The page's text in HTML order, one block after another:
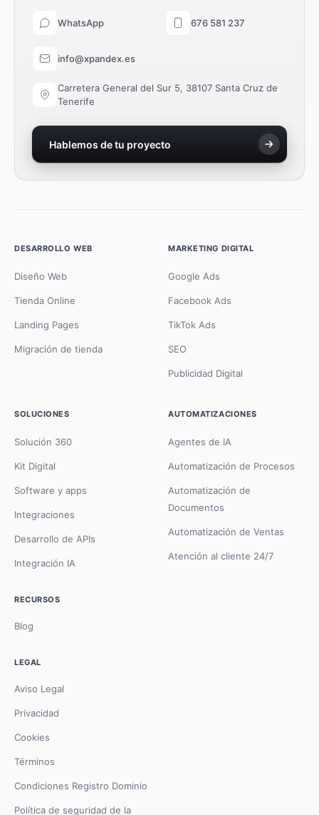
WhatsApp 676 581 237
info@xpandex.es
Carretera General del Sur 5, 38107 Santa Cruz de
Tenerife
Hablemos de tu proyecto
DESARROLLO WEB
Diseño Web
Tienda Online
Landing Pages
Migración de tienda
MARKETING DIGITAL
Google Ads
Facebook Ads
TikTok Ads
SEO
Publicidad Digital
SOLUCIONES
Solución 360
Kit Digital
Software y apps
Integraciones
Desarrollo de APIs
Integración IA
AUTOMATIZACIONES
Agentes de IA
Automatización de Procesos
Automatización de
Documentos
Automatización de Ventas
Atención al cliente 24/7
RECURSOS
Blog
LEGAL
Aviso Legal
Privacidad
Cookies
Términos
Condiciones Registro Dominio
Política de seguridad de la